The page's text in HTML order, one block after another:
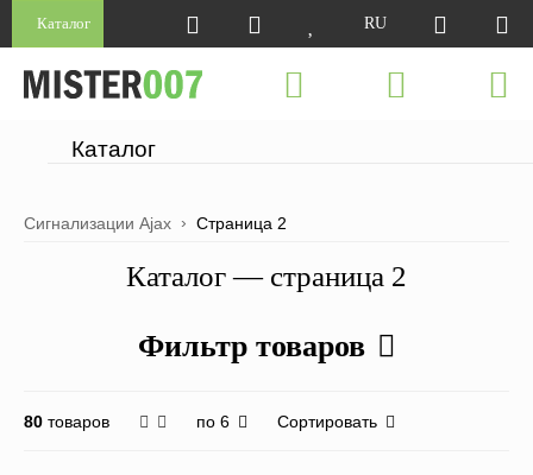
Каталог RU
Каталог
Сигнализации Ajax Страница 2
Каталог — страница 2
Фильтр товаров
80 товаров по 6 Сортировать